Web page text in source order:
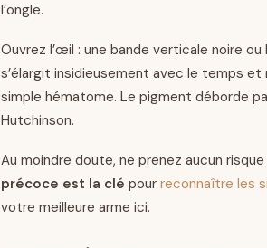
l’ongle.
Ouvrez l’œil : une bande verticale noire
s’élargit insidieusement avec le temps
simple hématome. Le pigment déborde
Hutchinson.
Au moindre doute, ne prenez aucun
précoce est la clé pour reconnaître les
votre meilleure arme ici.